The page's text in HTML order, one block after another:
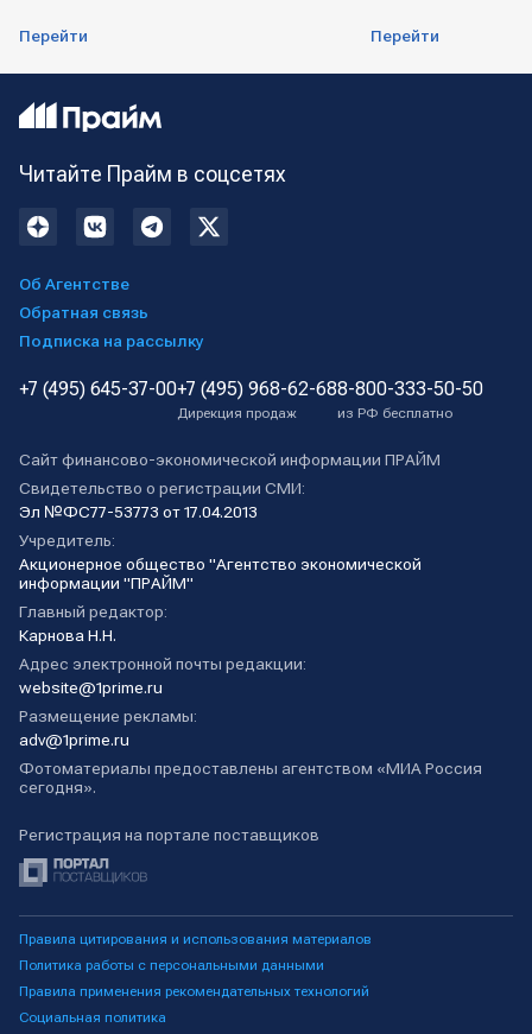
Перейти Перейти
Читайте Прайм в соцсетях
Об Агентстве
Обратная связь
Подписка на рассылку
+7 (495) 645-37-00+7 (495) 968-62-68
Дирекция продаж
8-800-333-50-50
из РФ бесплатно
Сайт финансово-экономической информации ПРАЙМ
Свидетельство о регистрации СМИ:
Эл №ФС77-53773 от 17.04.2013
Учредитель:
Акционерное общество "Агентство экономической
информации "ПРАЙМ"
Главный редактор:
Карнова Н.Н.
Адрес электронной почты редакции:
website@1prime.ru
Размещение рекламы:
adv@1prime.ru
Фотоматериалы предоставлены агентством «МИА Россия
сегодня».
Регистрация на портале поставщиков
Правила цитирования и использования материалов
Политика работы с персональными данными
Правила применения рекомендательных технологий
Социальная политика